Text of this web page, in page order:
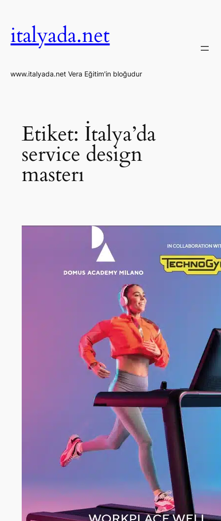
italyada.net
www.italyada.net Vera Eğitim'in bloğudur
Etiket: İtalya’da
service design
masterı